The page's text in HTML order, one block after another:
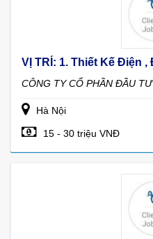
CÔNG TY CỔ PHẦN ĐẦU
Hà Nội
15 - 30 triệu VNĐ